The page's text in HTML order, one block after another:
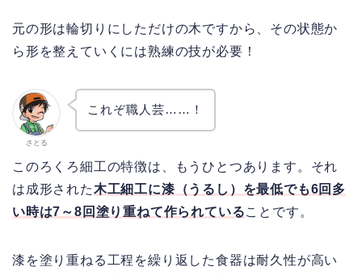
元の形は輪切りにしただけの木ですから、その状態か
ら形を整えていくには熟練の技が必要！
さとる
これぞ職人芸……！
このろくろ細工の特徴は、もうひとつあります。それ
は成形された木工細工に漆（うるし）を最低でも6回多
い時は7～8回塗り重ねて作られていることです。
漆を塗り重ねる工程を繰り返した食器は耐久性が高い